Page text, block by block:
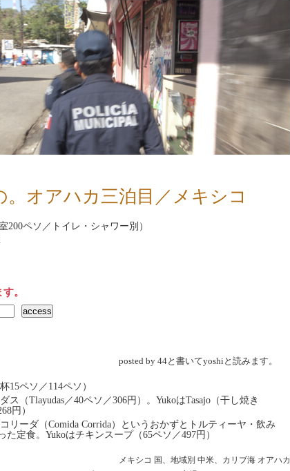
。オアハカ三泊目／メキシコ
200ペソ／トイレ・シャワー別）
。
posted by 44と書いてyoshiと読みます。
ペソ／114ペソ）
（Tlayudas／40ペソ／306円）。YukoはTasajo（干し焼き
円）
リーダ（Comida Corrida）というおかずとトルティーヤ・飲み
定食。Yukoはチキンスープ（65ペソ／497円）
メキシコ 国、地域別 中米、カリブ海 オアハカ